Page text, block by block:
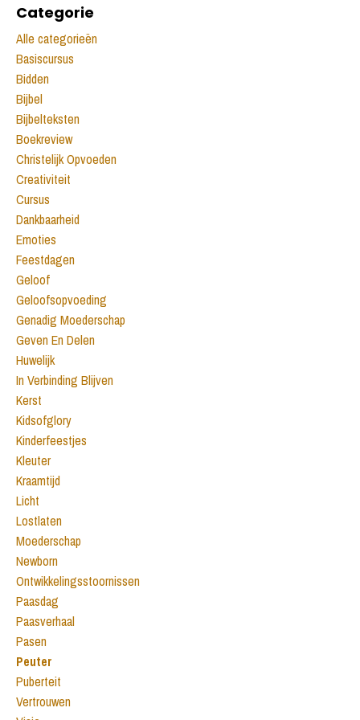
Categorie
Alle categorieën
Basiscursus
Bidden
Bijbel
Bijbelteksten
Boekreview
Christelijk Opvoeden
Creativiteit
Cursus
Dankbaarheid
Emoties
Feestdagen
Geloof
Geloofsopvoeding
Genadig Moederschap
Geven En Delen
Huwelijk
In Verbinding Blijven
Kerst
Kidsofglory
Kinderfeestjes
Kleuter
Kraamtijd
Licht
Lostlaten
Moederschap
Newborn
Ontwikkelingsstoornissen
Paasdag
Paasverhaal
Pasen
Peuter
Puberteit
Vertrouwen